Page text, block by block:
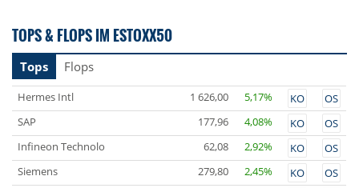
TOPS & FLOPS IM ESTOXX50
Tops Flops
Hermes Intl 1 626,00 5,17% KO
OS
SAP
177,96 4,08% KO
OS
Infineon Technolo
62,08 2,92% KO
OS
Siemens
279,80 2,45% KO
OS